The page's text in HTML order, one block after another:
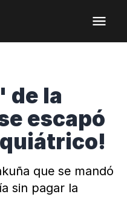
de la
escapó
que se mandó
sin pagar la